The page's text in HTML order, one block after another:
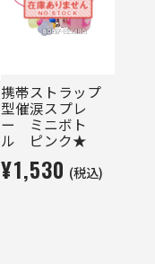
携帯ストラップ
型催涙スプレ
ー ミニボト
ル ピンク★
¥1,530 (税込)